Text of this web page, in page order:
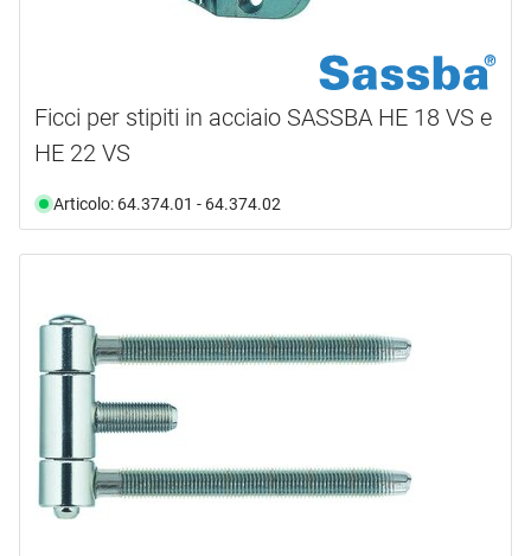
Ficci per stipiti in acciaio SASSBA HE 18 VS e
HE 22 VS
Articolo: 64.374.01 - 64.374.02